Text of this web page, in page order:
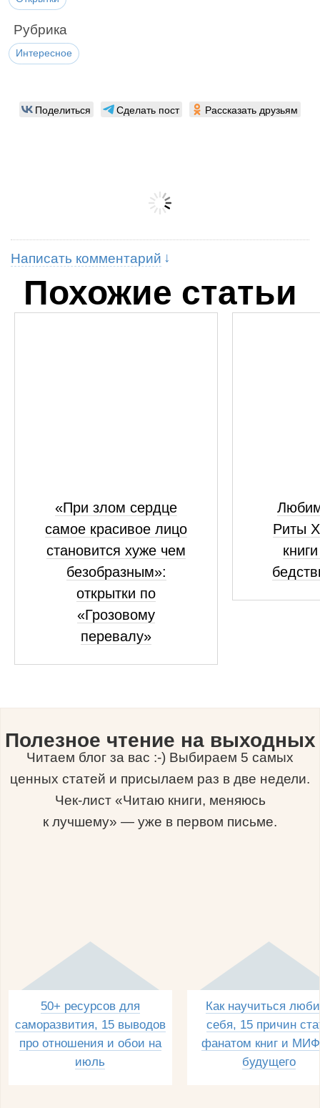
Рубрика
Интересное
Поделиться Сделать пост Рассказать друзьям
Написать комментарий
Похожие статьи
«При злом сердце
самое красивое лицо
становится хуже чем
безобразным»:
открытки по
«Грозовому
перевалу»
Риты
Полезное чтение на выходных
Читаем блог за вас :-) Выбираем 5 самых
ценных статей и присылаем раз в две недели.
Чек-лист «Читаю книги, меняюсь
к лучшему» — уже в первом письме.
50+ ресурсов для
саморазвития, 15 выводов
про отношения и обои на
июль
Как научиться
себя, 15 причин
фанатом книг и
будущего